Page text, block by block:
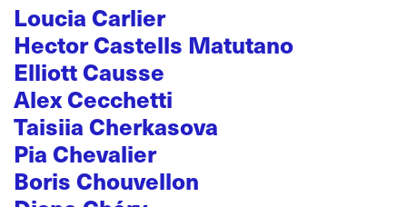
Loucia Carlier
Hector Castells Matutano
Elliott Causse
Alex Cecchetti
Taisiia Cherkasova
Pia Chevalier
Boris Chouvellon